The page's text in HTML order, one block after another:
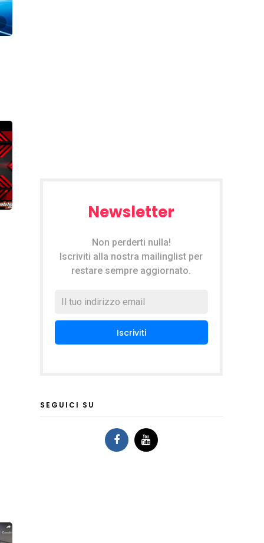
Newsletter
Non perderti nulla!
Iscriviti alla nostra mailinglist per
restare sempre aggiornato.
SEGUICI SU